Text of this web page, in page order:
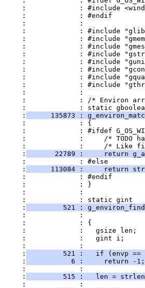
:             : #include
:             : #endif
:             :
:             : #include
:             : #include
:             : #include
:             : #include
:             : #include
:             : #include
:             : #include
:             : #include
:             :
:             : /* Environ
:             : static
:
135873 :
:             : {
:             : #ifdef
:             :     /* TODO
:             :     /* Like
:
22789 :     return
:             : #else
:
113084 :     return
:             : #endif
:             : }
:             :
:             : static gint
:
521 :
:             :
:             : {
:             :   gsize len;
:             :   gint i;
:             :
:
521 :   if (envp ==
:
           6 :     return -1;
:             :
:
515 :   len =
:             :